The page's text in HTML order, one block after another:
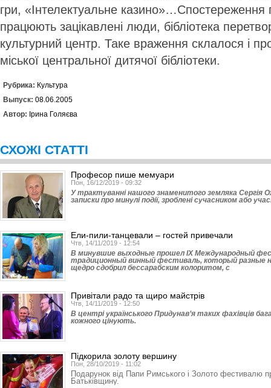
гри, «Інтелектуальне
працюють зацікавлені люди, бібліотека
культурний центр. Таке враження склалося і
міської центральної дитячої бібліотеки.
Рубрика: Культура
Выпуск: 08.06.2005
Автор: Ірина Голяєва
СХОЖІ СТАТТІ
Професор пише мемуари
Пон, 16/12/2019 - 09:32
У трактуванні нашого знаменитого земляка Сергія
записки про минулі події, зроблені сучасником або
Ели-пили-танцевали – гостей привечали
Чтв, 14/11/2019 - 12:54
В минувшие выходные прошел ІХ Международный
традиционный винный фестиваль, который разные
щедро сдобрил бессарабским колоритом, с
Привітали радо та щиро майстрів
Чтв, 14/11/2019 - 12:50
В центрі українського Придунав’я таких фахівців
кожного цінують.
Підкорила золоту вершину
Пон, 28/10/2019 - 11:02
Подарунок від Папи Римського і Золото фестивалю
Батьківщину.